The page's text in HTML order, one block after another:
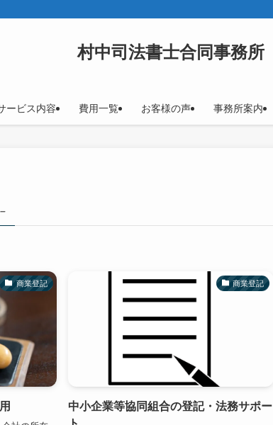
村中司法書士合同事務所
ービス内容 費用一覧 お客様の声 事務所案内
商業登記 商業登記
中小企業等協同組合の登記・法務サポー